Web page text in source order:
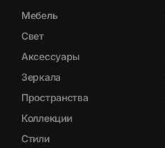
Мебель
Свет
Аксессуары
Зеркала
Пространства
Коллекции
Стили